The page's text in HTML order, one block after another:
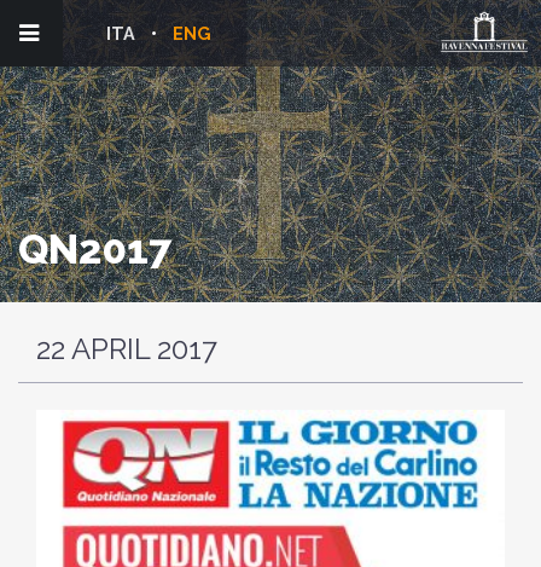
ENG
ITA
QN2017
22 APRIL 2017